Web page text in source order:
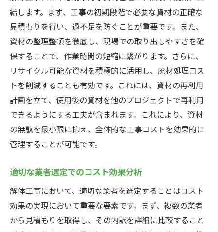
結します。まず、工事の初期段階で必要な資材の正確な
見積もりを行い、過不足を防ぐことが重要です。また、
資材の整理整頓を徹底し、現場での取り出しやすさを確
保することで、作業時間の短縮に繋がります。さらに、
リサイクル可能な資材を積極的に活用し、廃材処理コス
トを削減することも有効です。これには、資材の再利用
計画を立て、使用後の資材を他のプロジェクトで再利用
できるようにする工夫が含まれます。これにより、資材
の無駄を最小限に抑え、全体的な工事コストを効果的に
管理することが可能です。
適切な業者選定でのコスト効果分析
解体工事において、適切な業者を選定することはコスト
効果の実現において重要な要素です。まず、複数の業者
から見積もりを取得し、その内訳を詳細に比較すること